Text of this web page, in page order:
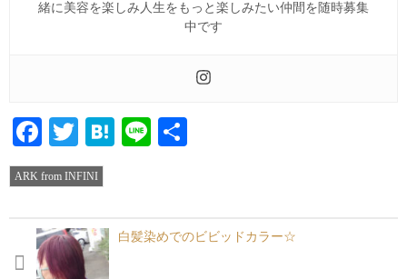
緒に美容を楽しみ人生をもっと楽しみたい仲間を随時募集
中です
Facebook
TwitterHatena
Line
ARK from INFINI
白髪染めでのビビッドカラー☆